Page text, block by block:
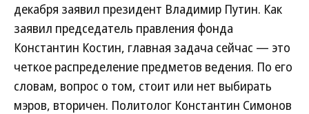
декабря заявил президент Владимир Путин. Как
заявил председатель правления фонда
Константин Костин, главная задача сейчас — это
четкое распределение предметов ведения. По его
словам, вопрос о том, стоит или нет выбирать
мэров, вторичен. Политолог Константин Симонов